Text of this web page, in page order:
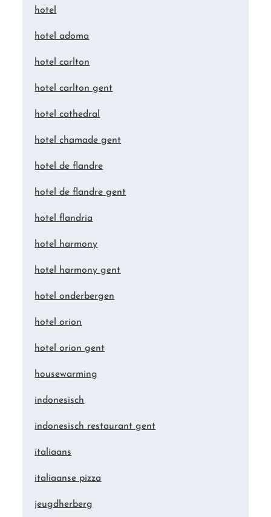
hotel
hotel adoma
hotel carlton
hotel carlton gent
hotel cathedral
hotel chamade gent
hotel de flandre
hotel de flandre gent
hotel flandria
hotel harmony
hotel harmony gent
hotel onderbergen
hotel orion
hotel orion gent
housewarming
indonesisch
indonesisch restaurant gent
italiaans
italiaanse pizza
jeugdherberg